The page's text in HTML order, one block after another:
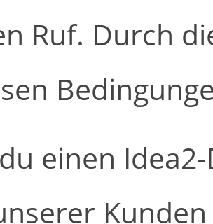
Ruf. Durch
einen